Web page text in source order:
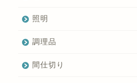
照明
調理品
間仕切り